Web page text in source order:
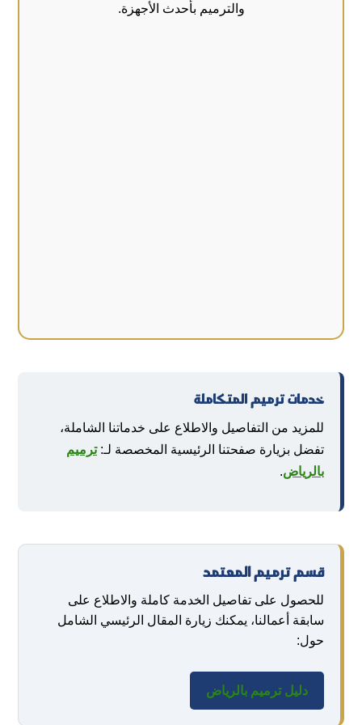
والترميم بأحدث الأجهزة.
خدمات ترميم المتكاملة
للمزيد من التفاصيل والاطلاع على خدماتنا الشاملة،
تفضل بزيارة صفحتنا الرئيسية المخصصة لـ:ترميم
بالرياض.
قسم ترميم المعتمد
للحصول على تفاصيل الخدمة كاملة والاطلاع على
سابقة أعمالنا، يمكنك زيارة المقال الرئيسي الشامل
حول:
دليل ترميم بالرياض